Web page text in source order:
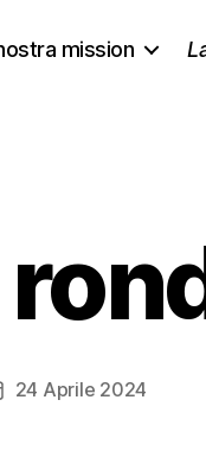
mission
24 Aprile 2024